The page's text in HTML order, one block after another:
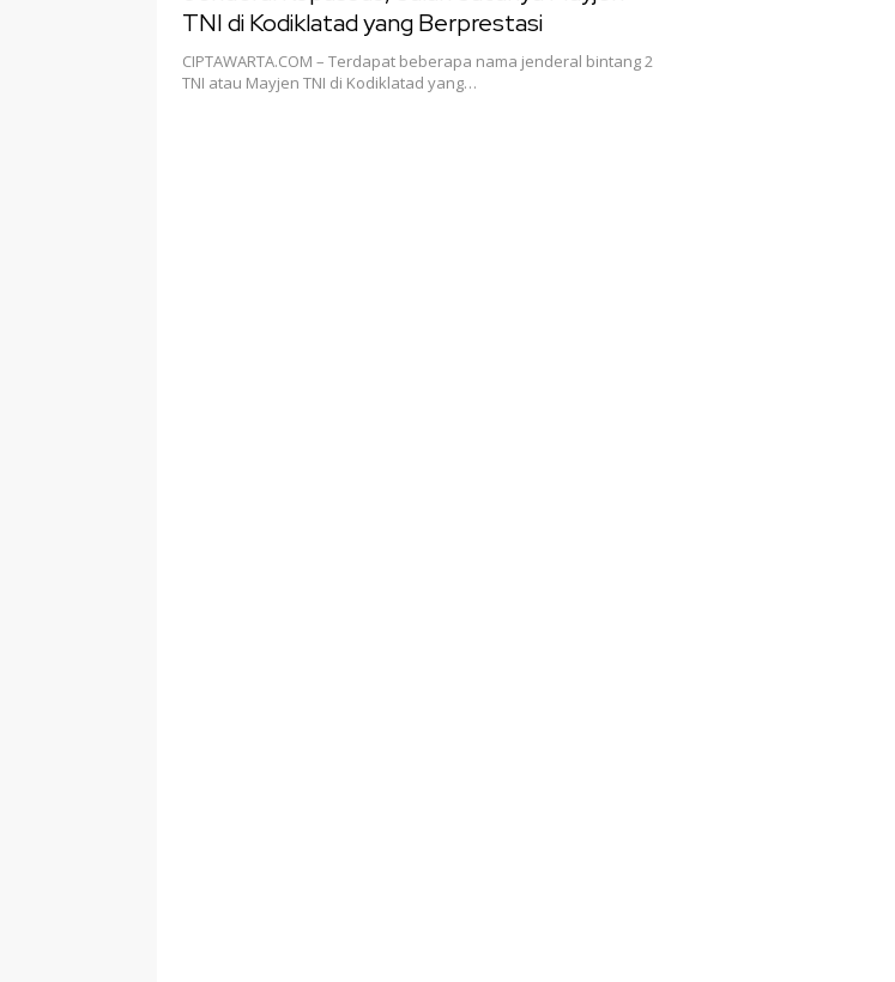
TNI di Kodiklatad yang Berprestasi
CIPTAWARTA.COM – Terdapat beberapa nama jenderal bintang 2
TNI atau Mayjen TNI di Kodiklatad yang…